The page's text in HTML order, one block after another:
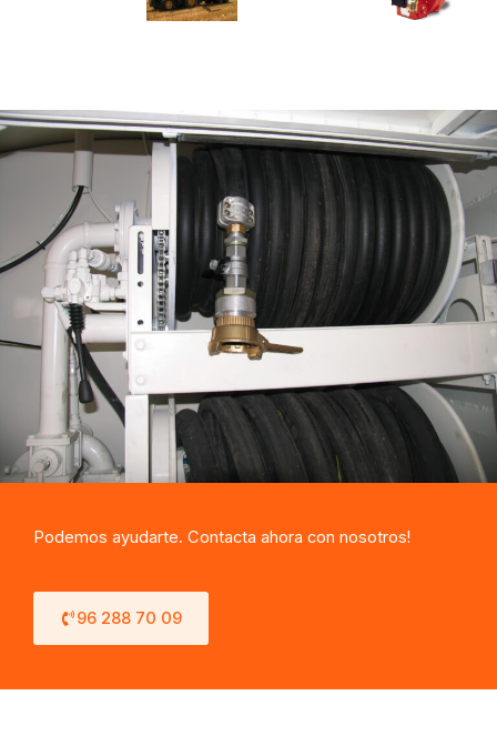
Podemos ayudarte. Contacta ahora con nosotros!
96 288 70 09